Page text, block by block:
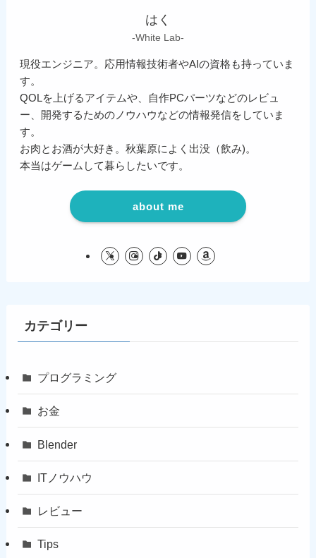
はく
-White Lab-
現役エンジニア。応用情報技術者やAIの資格も持っていま
す。
QOLを上げるアイテムや、自作PCパーツなどのレビュ
ー、開発するためのノウハウなどの情報発信をしていま
す。
お肉とお酒が大好き。秋葉原によく出没（飲み)。
本当はゲームして暮らしたいです。
about me
カテゴリー
プログラミング
お金
Blender
ITノウハウ
レビュー
Tips